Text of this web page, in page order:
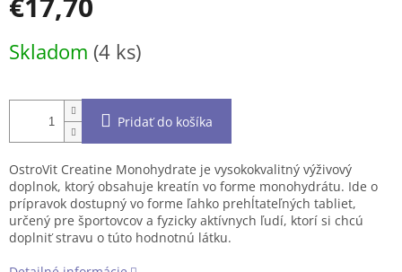
cena:
Skladom (4 ks)
Pridať do košíka
OstroVit Creatine Monohydrate je vysokokvalitný výživový
doplnok, ktorý obsahuje kreatín vo forme monohydrátu. Ide o
prípravok dostupný vo forme ľahko prehĺtateľných tabliet,
určený pre športovcov a fyzicky aktívnych ľudí, ktorí si chcú
doplniť stravu o túto hodnotnú látku.